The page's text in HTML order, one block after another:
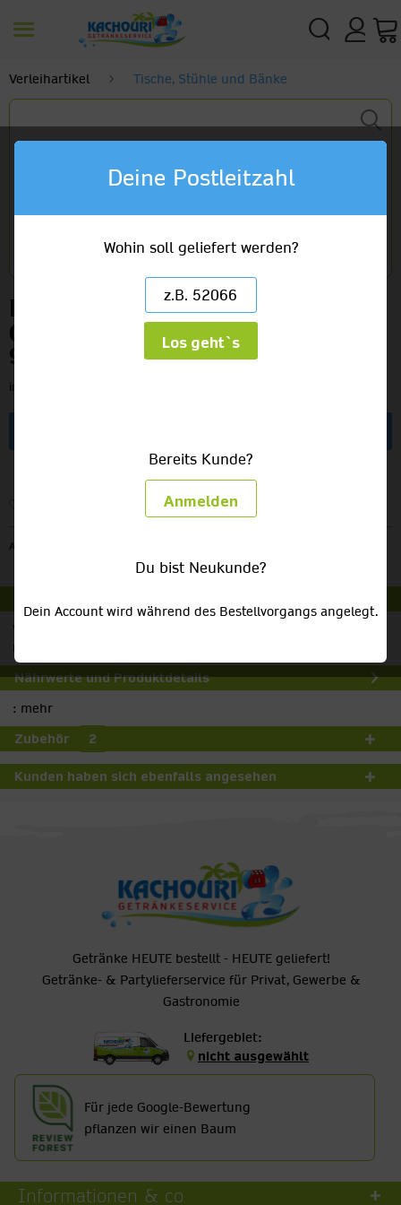
Verleihartikel Tische, Stühle und Bänke
Banketttische in verschiedenen
Größen
9,60 €
inkl. MwSt.
Artikel-Nr.:
Verfügbare Größen: rund Ø 152 cm 13,80 Euro rund Ø 183...
mehr
Nährwerte und Produktdetails
: mehr
Zubehör
2
Kunden haben sich ebenfalls angesehen
Getränke HEUTE bestellt - HEUTE geliefert!
Getränke- & Partylieferservice für Privat, Gewerbe &
Gastronomie
Liefergebiet:
nicht ausgewählt
Für jede Google-Bewertung
pflanzen wir einen Baum
Informationen & co
Deine Postleitzahl
Wohin soll geliefert werden?
Los geht`s
Bereits Kunde?
Anmelden
Du bist Neukunde?
Dein Account wird während des Bestellvorgangs angelegt.